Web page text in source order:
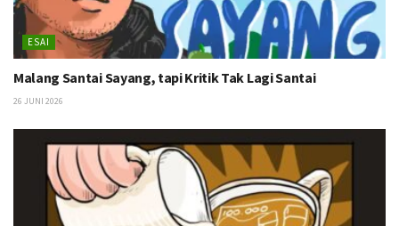
ESAI
Malang Santai Sayang, tapi Kritik Tak Lagi Santai
26 JUNI 2026